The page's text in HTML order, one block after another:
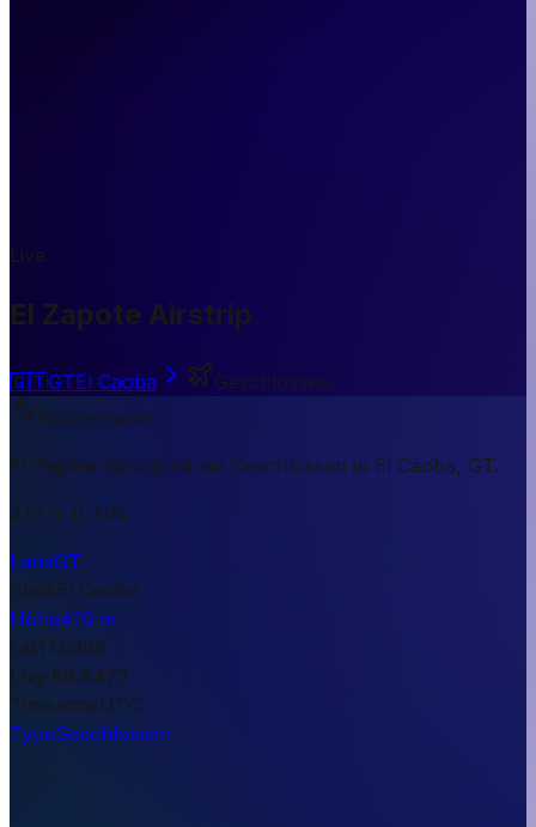
Live
El Zapote Airstrip
🇬🇹GTEl Caoba
Geschlossen
Kurzantwort
El Zapote Airstrip ist ein Geschlossen in El Caoba, GT.
410 m ü. NN.
LandGT
StadtEl Caoba
Höhe410 m
Lat17.0388
Lng-89.6473
TimezoneUTC
TypeGeschlossen